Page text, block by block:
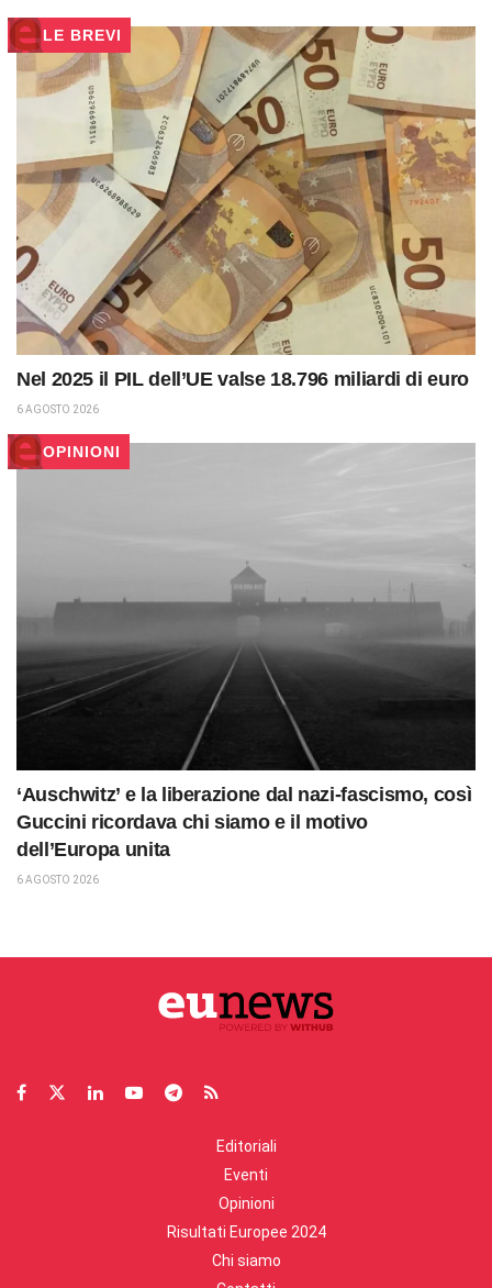
LE BREVI
Nel 2025 il PIL dell’UE valse 18.796 miliardi di euro
6 AGOSTO 2026
OPINIONI
‘Auschwitz’ e la liberazione dal nazi-fascismo, così
Guccini ricordava chi siamo e il motivo
dell’Europa unita
6 AGOSTO 2026
Editoriali
Eventi
Opinioni
Risultati Europee 2024
Chi siamo